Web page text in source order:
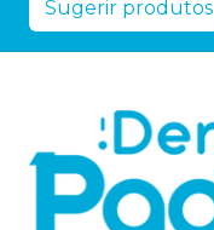
Sugerir produtos